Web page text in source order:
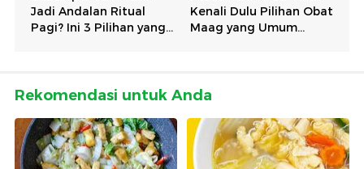
Rekomendasi untuk Anda